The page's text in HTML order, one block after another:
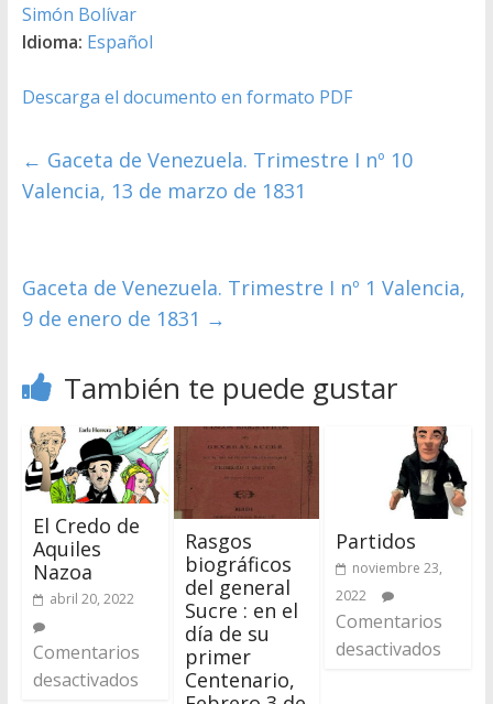
Simón Bolívar
Idioma: Español
Descarga el documento en formato PDF
← Gaceta de Venezuela. Trimestre I nº 10
Valencia, 13 de marzo de 1831
Gaceta de Venezuela. Trimestre I nº 1 Valencia,
9 de enero de 1831 →
También te puede gustar
El Credo de
Aquiles
Nazoa
abril 20, 2022
Comentarios
desactivados
Rasgos
biográficos
del general
Sucre : en el
día de su
primer
Centenario,
Partidos
noviembre 23,
2022
Comentarios
desactivados